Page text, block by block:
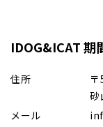
IDOG&ICAT 期
住所
砂
メール